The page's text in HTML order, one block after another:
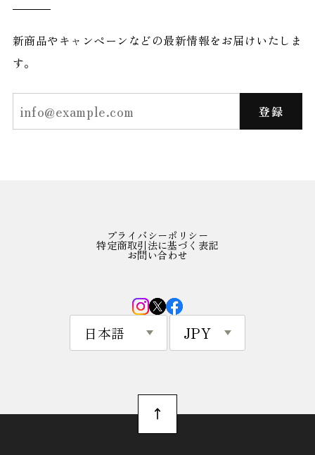
新商品やキャンペーンなどの最新情報をお届けいたしま
す。
登録
プライバシーポリシー
特定商取引法に基づく表記
お問い合わせ